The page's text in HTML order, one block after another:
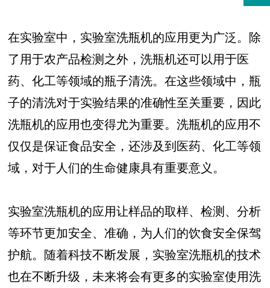
在实验室中，实验室洗瓶机的应用更为广泛。除
了用于农产品检测之外，洗瓶机还可以用于医
药、化工等领域的瓶子清洗。在这些领域中，瓶
子的清洗对于实验结果的准确性至关重要，因此
洗瓶机的应用也变得尤为重要。洗瓶机的应用不
仅仅是保证食品安全，还涉及到医药、化工等领
域，对于人们的生命健康具有重要意义。
实验室洗瓶机的应用让样品的取样、检测、分析
等环节更加安全、准确，为人们的饮食安全保驾
护航。随着科技不断发展，实验室洗瓶机的技术
也在不断升级，未来将会有更多的实验室使用洗